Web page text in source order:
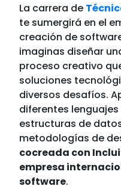
La carrera de
te sumergirá en el
creación de
imaginas diseñar
proceso creativo
soluciones
diversos desafíos.
diferentes
estructuras de
metodologías de
cocreada con
empresa
software.